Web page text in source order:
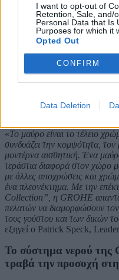
I want to opt-out of
Retention, Sale, and/
Personal Data that Is
Purposes for which it
Opted Out
CONFIRM
Data Deletion
Το μαύρο είναι πλέον το νέο
trends, όσο και στις
χώρου. Και η προτίμηση αυτή
χρώμα» δεν σταματάει μόνο
χρώμα κατακλύζει πλέον
περιοδικά για τη διακόσμηση
Με την απόχρωση “Matt
της τη δυνατότητα να
«Το μαύρο είναι το τέλειο
συνδυάζει την κομψότητα, τον
μοντέρνα αισθητική. Ένα
τεράστια διαφορά στον χώρο
με άλλες αποχρώσεις και
ένα πλεονέκτημα. Με την
Collection”, η GROHE
πελατών να διαμορφώσουν
τους γούστου και των δικών
εξηγεί ο Patrick Speck,
Το σύστημα νερού
τραβά την προσοχή